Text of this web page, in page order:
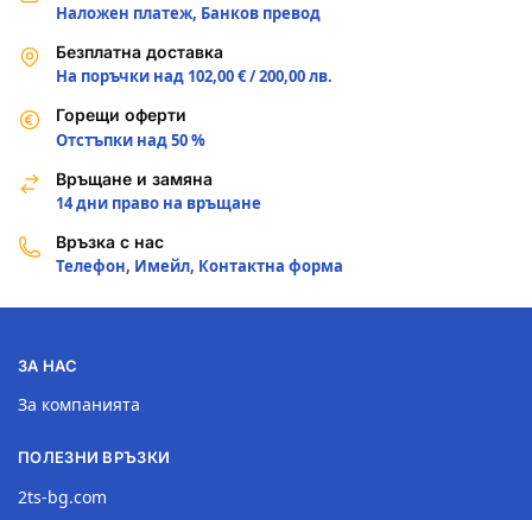
Наложен платеж, Банков превод
Безплатна доставка
На поръчки над 102,00 € / 200,00 лв.
Горещи оферти
Отстъпки над 50 %
Връщане и замяна
14 дни право на връщане
Връзка с нас
Телефон, Имейл, Контактна форма
ЗА НАС
За компанията
ПОЛЕЗНИ ВРЪЗКИ
2ts-bg.com